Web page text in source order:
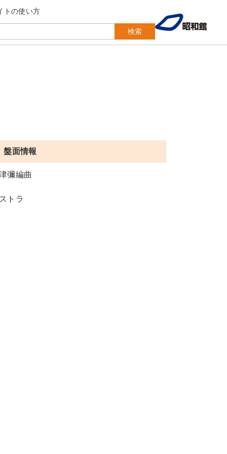
検索
トの使い方
盤面情報
彌編曲
トラ